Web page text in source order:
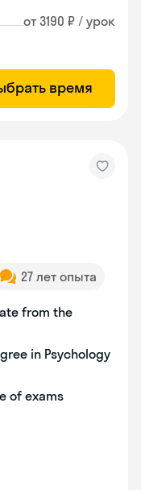
от 3190 ₽ / урок
время
27 лет опыта
from the
in Psychology
of exams